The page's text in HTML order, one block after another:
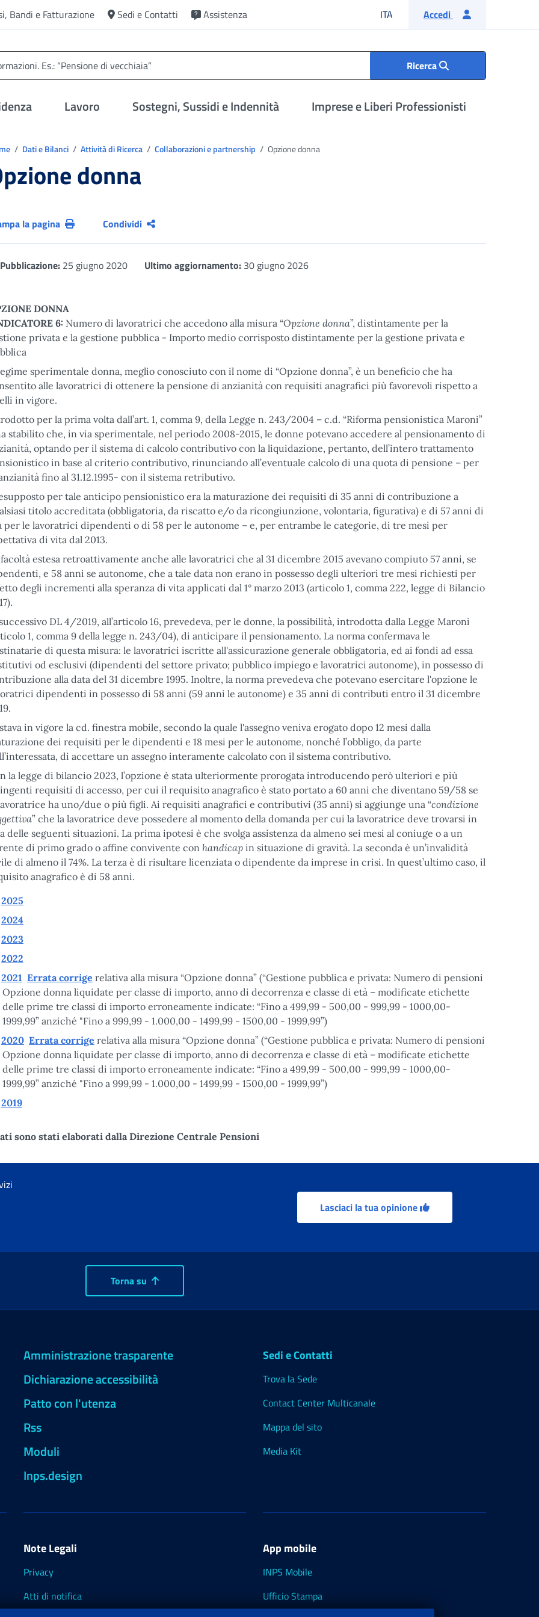
Bandi e Fatturazione Sedi e Contatti Assistenza ITA Lingua italiana
Accedi
Ricerca
Lavoro Sostegni, Sussidi e Indennità Imprese e Liberi Professionisti
Dati e Bilanci Attività di Ricerca Collaborazioni e partnership Opzione donna
donna
la pagina Condividi
Pubblicazione: 25 giugno 2020 Ultimo aggiornamento: 30 giugno 2026
DONNA
6: Numero di lavoratrici che accedono alla misura “Opzione donna”, distintamente per la
privata e la gestione pubblica - Importo medio corrisposto distintamente per la gestione privata e
sperimentale donna, meglio conosciuto con il nome di “Opzione donna”, è un beneficio che ha
alle lavoratrici di ottenere la pensione di anzianità con requisiti anagrafici più favorevoli rispetto a
in vigore.
per la prima volta dall’art. 1, comma 9, della Legge n. 243/2004 – c.d. “Riforma pensionistica Maroni”
stabilito che, in via sperimentale, nel periodo 2008-2015, le donne potevano accedere al pensionamento di
optando per il sistema di calcolo contributivo con la liquidazione, pertanto, dell’intero trattamento
in base al criterio contributivo, rinunciando all’eventuale calcolo di una quota di pensione – per
fino al 31.12.1995- con il sistema retributivo.
per tale anticipo pensionistico era la maturazione dei requisiti di 35 anni di contribuzione a
titolo accreditata (obbligatoria, da riscatto e/o da ricongiunzione, volontaria, figurativa) e di 57 anni di
per le lavoratrici dipendenti o di 58 per le autonome – e, per entrambe le categorie, di tre mesi per
di vita dal 2013.
facoltà estesa retroattivamente anche alle lavoratrici che al 31 dicembre 2015 avevano compiuto 57 anni, se
e 58 anni se autonome, che a tale data non erano in possesso degli ulteriori tre mesi richiesti per
degli incrementi alla speranza di vita applicati dal 1° marzo 2013 (articolo 1, comma 222, legge di Bilancio
DL 4/2019, all’articolo 16, prevedeva, per le donne, la possibilità, introdotta dalla Legge Maroni
1, comma 9 della legge n. 243/04), di anticipare il pensionamento. La norma confermava le
di questa misura: le lavoratrici iscritte all'assicurazione generale obbligatoria, ed ai fondi ad essa
od esclusivi (dipendenti del settore privato; pubblico impiego e lavoratrici autonome), in possesso di
alla data del 31 dicembre 1995. Inoltre, la norma prevedeva che potevano esercitare l'opzione le
dipendenti in possesso di 58 anni (59 anni le autonome) e 35 anni di contributi entro il 31 dicembre
in vigore la cd. finestra mobile, secondo la quale l'assegno veniva erogato dopo 12 mesi dalla
dei requisiti per le dipendenti e 18 mesi per le autonome, nonché l’obbligo, da parte
di accettare un assegno interamente calcolato con il sistema contributivo.
la legge di bilancio 2023, l’opzione è stata ulteriormente prorogata introducendo però ulteriori e più
requisiti di accesso, per cui il requisito anagrafico è stato portato a 60 anni che diventano 59/58 se
ha uno/due o più figli. Ai requisiti anagrafici e contributivi (35 anni) si aggiunge una “condizione
” che la lavoratrice deve possedere al momento della domanda per cui la lavoratrice deve trovarsi in
delle seguenti situazioni. La prima ipotesi è che svolga assistenza da almeno sei mesi al coniuge o a un
di primo grado o affine convivente con handicap in situazione di gravità. La seconda è un’invalidità
di almeno il 74%. La terza è di risultare licenziata o dipendente da imprese in crisi. In quest’ultimo caso, il
anagrafico è di 58 anni.
2025
2024
2023
2022
2021 Errata corrige relativa alla misura “Opzione donna” (“Gestione pubblica e privata: Numero di pensioni
Opzione donna liquidate per classe di importo, anno di decorrenza e classe di età – modificate etichette
delle prime tre classi di importo erroneamente indicate: “Fino a 499,99 - 500,00 - 999,99 - 1000,00-
1999,99” anziché "Fino a 999,99 - 1.000,00 - 1499,99 - 1500,00 - 1999,99”)
2020 Errata corrige relativa alla misura “Opzione donna” (“Gestione pubblica e privata: Numero di pensioni
Opzione donna liquidate per classe di importo, anno di decorrenza e classe di età – modificate etichette
delle prime tre classi di importo erroneamente indicate: “Fino a 499,99 - 500,00 - 999,99 - 1000,00-
1999,99” anziché "Fino a 999,99 - 1.000,00 - 1499,99 - 1500,00 - 1999,99”)
2019
sono stati elaborati dalla Direzione Centrale Pensioni
Lasciaci la tua opinione
Torna su
Amministrazione trasparente
Dichiarazione accessibilità
Patto con l'utenza
Rss
Moduli
Inps.design
Sedi e Contatti
Trova la Sede
Contact Center Multicanale
Mappa del sito
Media Kit
Note Legali
Privacy
Atti di notifica
App mobile
INPS Mobile
Ufficio Stampa